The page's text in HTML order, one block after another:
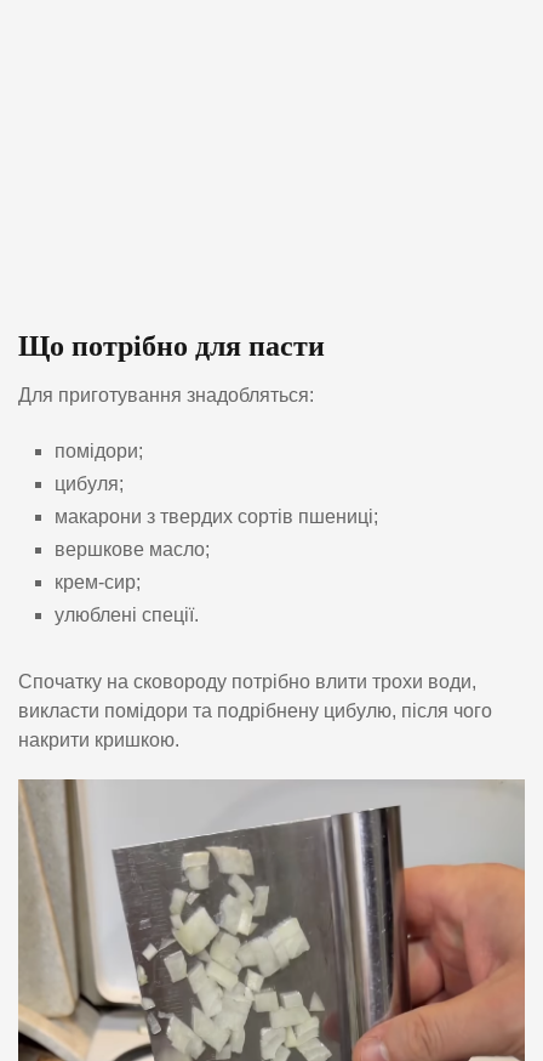
Що потрібно для пасти
Для приготування знадобляться:
помідори;
цибуля;
макарони з твердих сортів пшениці;
вершкове масло;
крем-сир;
улюблені спеції.
Спочатку на сковороду потрібно влити трохи води,
викласти помідори та подрібнену цибулю, після чого
накрити кришкою.